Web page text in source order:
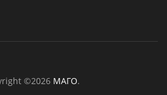
©2026 МАГО.